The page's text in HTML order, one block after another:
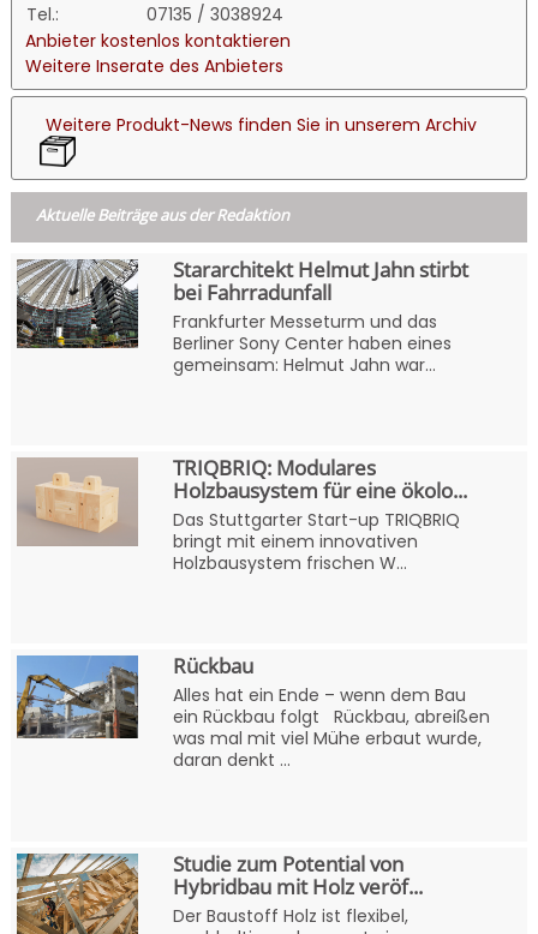
Tel.:
07135 / 3038924
Anbieter kostenlos kontaktieren
Weitere Inserate des Anbieters
Weitere Produkt-News finden Sie in unserem Archiv
Aktuelle Beiträge aus der Redaktion
Stararchitekt Helmut Jahn stirbt
bei Fahrradunfall
Frankfurter Messeturm und das
Berliner Sony Center haben eines
gemeinsam: Helmut Jahn war...
TRIQBRIQ: Modulares
Holzbausystem für eine ökolo...
Das Stuttgarter Start-up TRIQBRIQ
bringt mit einem innovativen
Holzbausystem frischen W...
Rückbau
Alles hat ein Ende – wenn dem Bau
ein Rückbau folgt Rückbau, abreißen
was mal mit viel Mühe erbaut wurde,
daran denkt ...
Studie zum Potential von
Hybridbau mit Holz veröf...
Der Baustoff Holz ist flexibel,